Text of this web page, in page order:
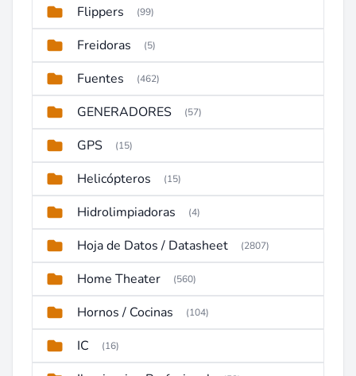
Flippers (99)
Freidoras (5)
Fuentes (462)
GENERADORES (57)
GPS (15)
Helicópteros (15)
Hidrolimpiadoras (4)
Hoja de Datos / Datasheet (2807)
Home Theater (560)
Hornos / Cocinas (104)
IC (16)